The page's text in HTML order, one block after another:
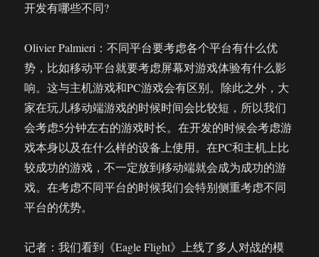
开发有哪些不同?
Olivier Palmieri：不同平台要考虑各个平台有什么优
势，比如移动平台就要考虑屏幕对游戏体验有什么影
响。这与主机游戏和PC游戏会有区别。除此之外，大
家在玩儿移动端游戏的时候时间会比较短，所以我们
会考虑5分钟左右的游戏时长。在开发的时候会考虑游
戏本身以及在什么样的设备上使用。在PC和主机上比
较成功的游戏，不一定放到移动端就会成为成功的游
戏。在考虑不同平台的时候我们会特别侧重考虑不同
平台的优势。
记者：我们看到《Eagle Flight》上线了多人对战的模